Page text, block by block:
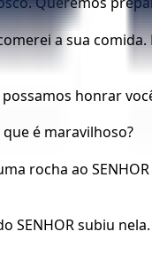
a sua
honrar
é maravilhoso?
rocha ao
SENHOR subiu